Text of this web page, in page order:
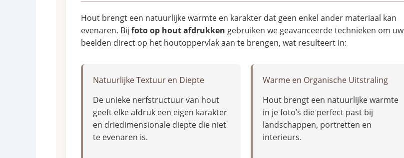
Hout brengt een natuurlijke warmte en karakter dat geen enkel ander materiaal kan
evenaren. Bij foto op hout afdrukken gebruiken we geavanceerde technieken om uw
beelden direct op het houtoppervlak aan te brengen, wat resulteert in:
Natuurlijke Textuur en Diepte
De unieke nerfstructuur van hout
geeft elke afdruk een eigen karakter
en driedimensionale diepte die niet
te evenaren is.
Warme en Organische Uitstraling
Hout brengt een natuurlijke warmte
in je foto’s die perfect past bij
landschappen, portretten en
interieurs.